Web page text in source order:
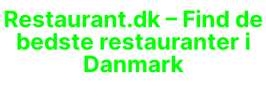
Restaurant.dk – Find de
bedste restauranter i
Danmark